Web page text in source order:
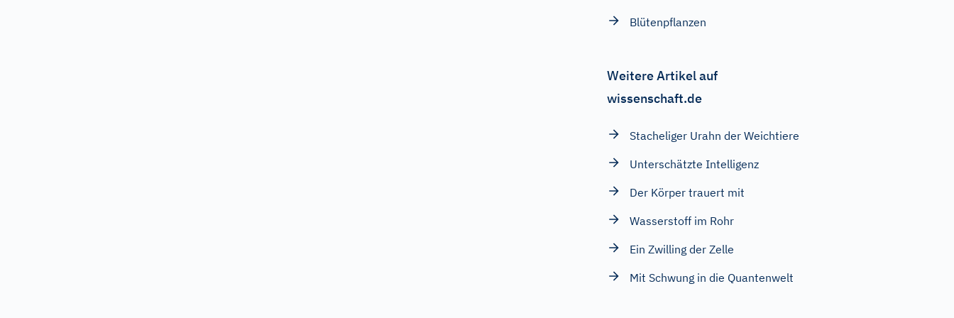
Blütenpflanzen
Weitere Artikel auf
wissenschaft.de
Stacheliger Urahn der Weichtiere
Unterschätzte Intelligenz
Der Körper trauert mit
Wasserstoff im Rohr
Ein Zwilling der Zelle
Mit Schwung in die Quantenwelt